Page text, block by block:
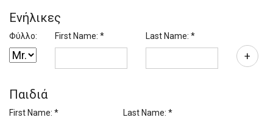
Ενήλικες
Φύλλο: First Name: * Last Name: *
+
Παιδιά
First Name: * Last Name: *